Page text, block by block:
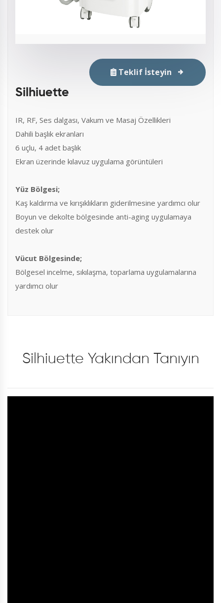
Teklif İsteyin
Silhiuette
IR, RF, Ses dalgası, Vakum ve Masaj Özellikleri
Dahili başlık ekranları
6 uçlu, 4 adet başlık
Ekran üzerinde kılavuz uygulama görüntüleri
Yüz Bölgesi;
Kaş kaldırma ve kırışıklıkların giderilmesine yardımcı olur
Boyun ve dekolte bölgesinde anti-aging uygulamaya
destek olur
Vücut Bölgesinde;
Bölgesel incelme, sıkılaşma, toparlama uygulamalarına
yardımcı olur
Silhiuette Yakından Tanıyın